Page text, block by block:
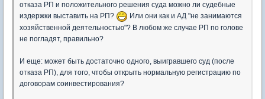
отказа РП и положительного решения суда можно ли судебные
издержки выставить на РП?
Или они как и АД "не занимаются
хозяйственной деятельностью"? В любом же случае РП по голове
не погладят, правильно?
И еще: может быть достаточно одного, выигравшего суд (после
отказа РП), для того, чтобы открыть нормальную регистрацию по
договорам соинвестирования?